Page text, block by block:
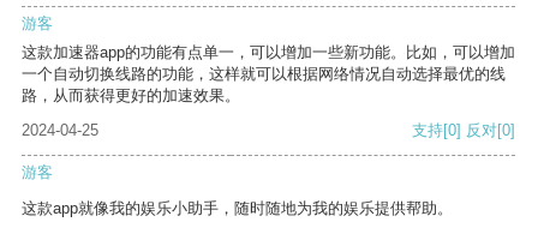
游客
这款加速器app的功能有点单一，可以增加一些新功能。比如，可以增加
一个自动切换线路的功能，这样就可以根据网络情况自动选择最优的线
路，从而获得更好的加速效果。
2024-04-25
支持[0] 反对[0]
游客
这款app就像我的娱乐小助手，随时随地为我的娱乐提供帮助。